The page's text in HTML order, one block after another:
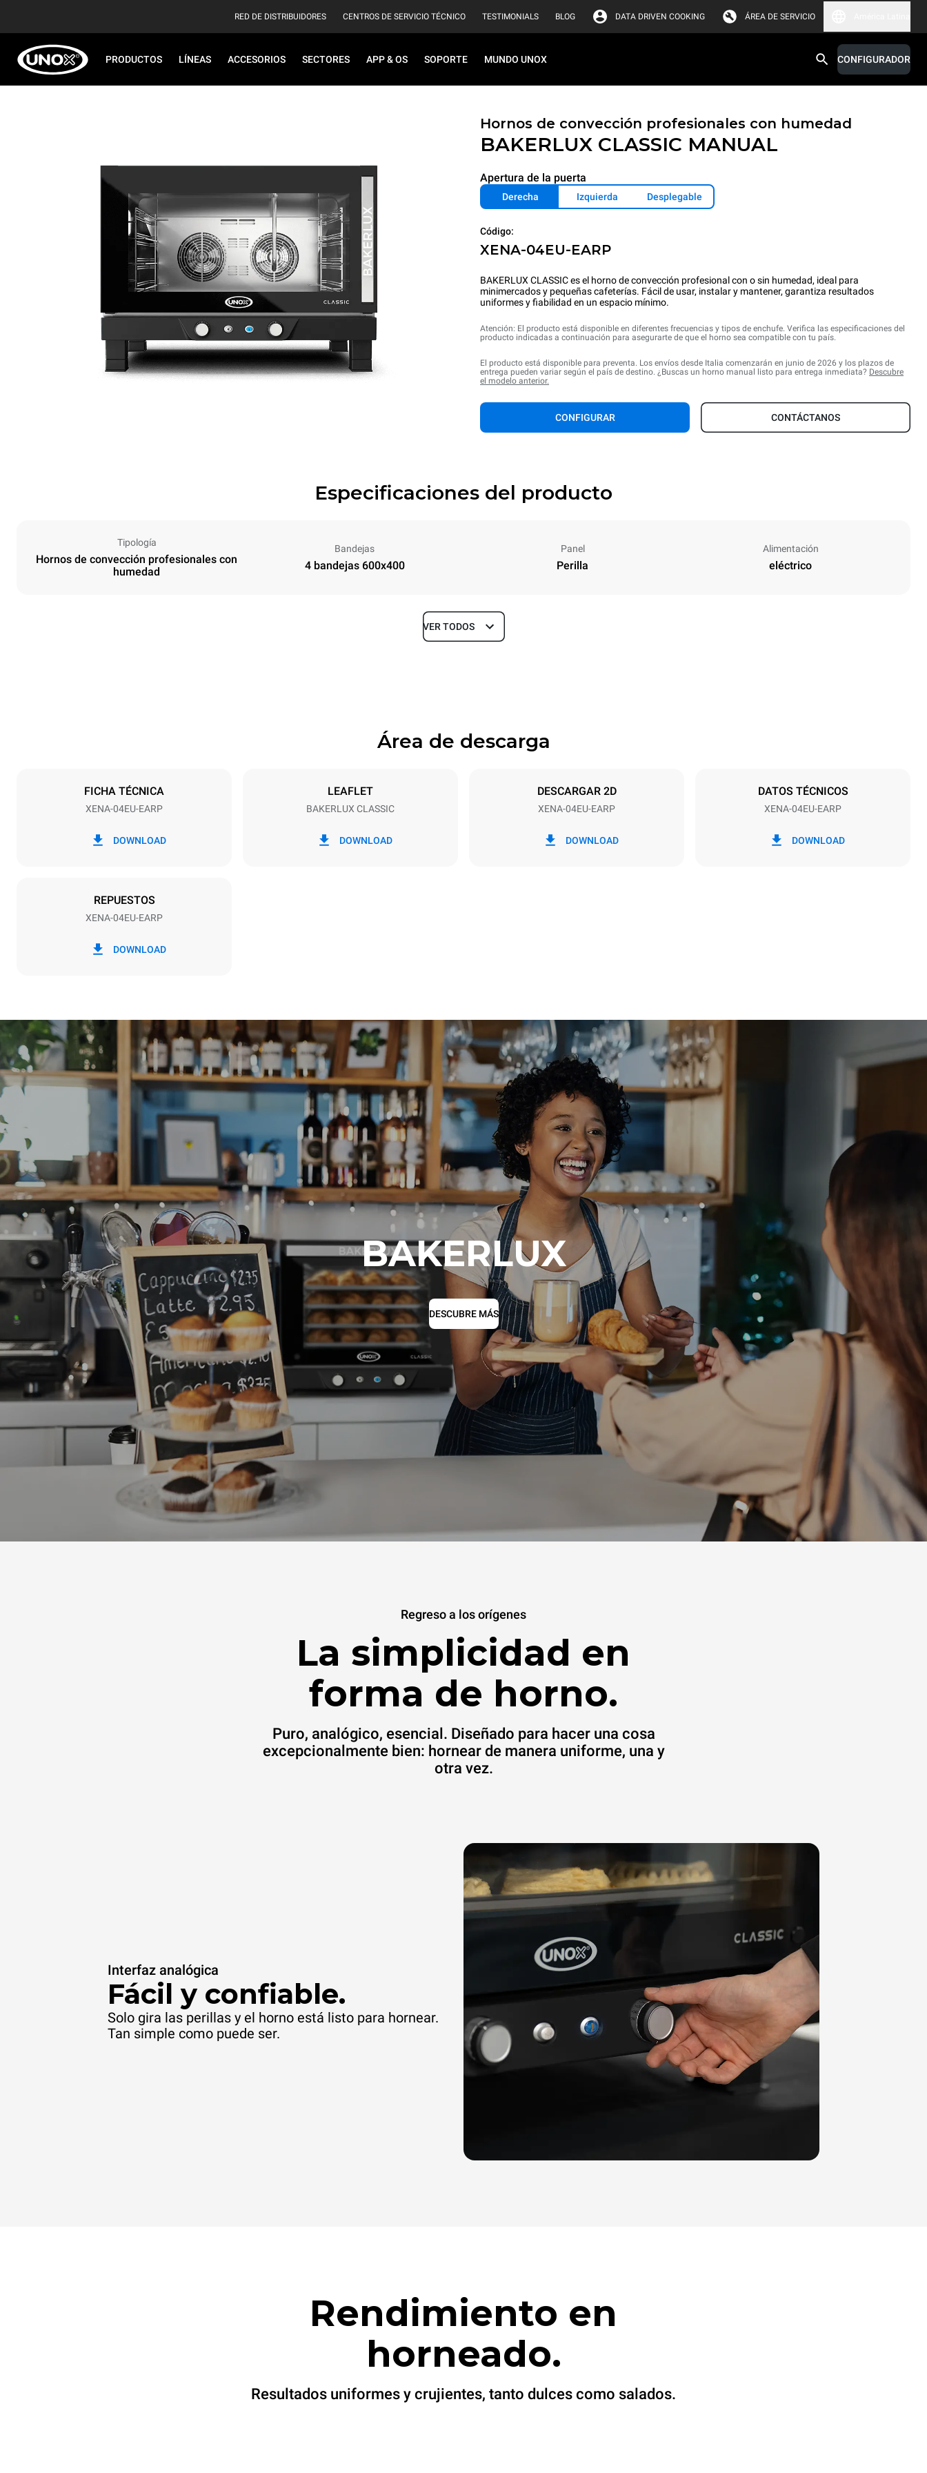
RED DE DISTRIBUIDORES CENTROS DE SERVICIO TÉCNICO TESTIMONIALS BLOG DATA DRIVEN COOKING ÁREA DE SERVICIO
PRODUCTOS LÍNEAS ACCESORIOS SECTORES APP & OS SOPORTE MUNDO UNOX CONFIGURADOR
Hornos de convección profesionales con humedad
BAKERLUX CLASSIC MANUAL
Apertura de la puerta
Derecha Izquierda Desplegable
Código:
XENA-04EU-EARP
BAKERLUX CLASSIC es el horno de convección profesional con o sin humedad, ideal para
minimercados y pequeñas cafeterías. Fácil de usar, instalar y mantener, garantiza resultados
uniformes y fiabilidad en un espacio mínimo.
Atención: El producto está disponible en diferentes frecuencias y tipos de enchufe. Verifica las especificaciones del
producto indicadas a continuación para asegurarte de que el horno sea compatible con tu país.
El producto está disponible para preventa. Los envíos desde Italia comenzarán en junio de 2026 y los plazos de
entrega pueden variar según el país de destino. ¿Buscas un horno manual listo para entrega inmediata? Descubre
el modelo anterior.
CONFIGURAR CONTÁCTANOS
Especificaciones del producto
Tipología
Hornos de convección profesionales con
humedad
Bandejas
4 bandejas 600x400
Panel
Perilla
Alimentación
eléctrico
Profundidad
Tamaño de la bandeja
380-415V 3N~ / 220-240V 3~ / 220-240V
6.3 kW / 6.3 kW / 6.3 kW
VER TODOS
Área de descarga
FICHA TÉCNICA
XENA-04EU-EARP
DOWNLOAD
LEAFLET
BAKERLUX CLASSIC
DOWNLOAD
DESCARGAR 2D
XENA-04EU-EARP
DOWNLOAD
DATOS TÉCNICOS
XENA-04EU-EARP
DOWNLOAD
REPUESTOS
XENA-04EU-EARP
DOWNLOAD
BAKERLUX
DESCUBRE MÁS
Regreso a los orígenes
La simplicidad en
forma de horno.
Puro, analógico, esencial. Diseñado para hacer una cosa
excepcionalmente bien: hornear de manera uniforme, una y
otra vez.
Interfaz analógica
Fácil y confiable.
Solo gira las perillas y el horno está listo para hornear.
Tan simple como puede ser.
Rendimiento en
horneado.
Resultados uniformes y crujientes, tanto dulces como salados.